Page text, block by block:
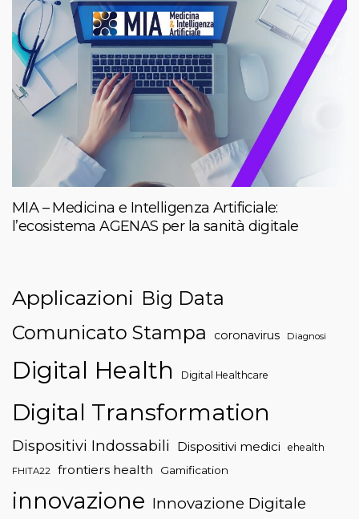
MIA – Medicina e Intelligenza Artificiale:
l’ecosistema AGENAS per la sanità digitale
Applicazioni Big Data
Comunicato Stampa
coronavirus Diagnosi
Digital Health Digital Healthcare
Digital Transformation
Dispositivi Indossabili Dispositivi medici ehealth
FHITA22 frontiers health Gamification
innovazione Innovazione Digitale